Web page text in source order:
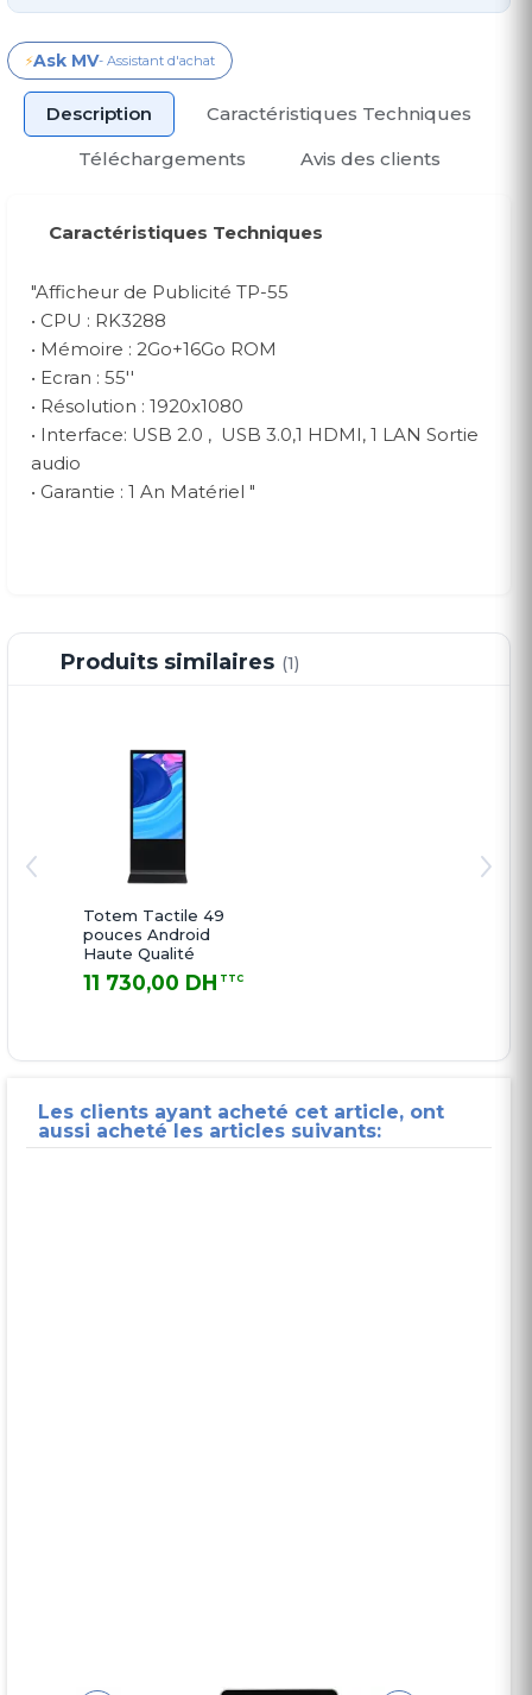
⚡Ask MV- Assistant d'achat
Description
Caractéristiques Techniques
Téléchargements
Avis des clients
Caractéristiques Techniques
"Afficheur de Publicité TP-55
• CPU : RK3288
• Mémoire : 2Go+16Go ROM
• Ecran : 55''
• Résolution : 1920x1080
• Interface: USB 2.0 , USB 3.0,1 HDMI, 1 LAN Sortie
audio
• Garantie : 1 An Matériel "
Produits similaires (1)
Totem Tactile 49
pouces Android
Haute Qualité
11 730,00 DH TTC
Les clients ayant acheté cet article, ont
aussi acheté les articles suivants: